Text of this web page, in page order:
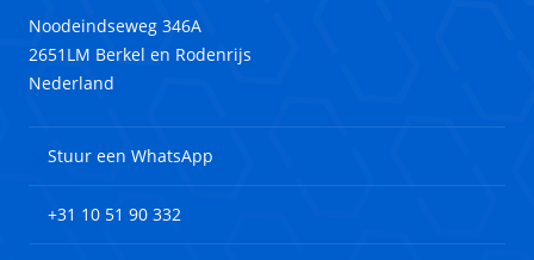
Noodeindseweg 346A
2651LM Berkel en Rodenrijs
Nederland
Stuur een WhatsApp
+31 10 51 90 332